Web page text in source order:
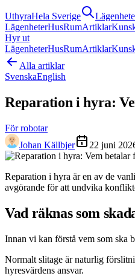
UthyraHela Sverige
LägenheterHusRumArtiklar
Hyr ut
LägenheterHusRumArtiklar
Alla artiklar
SvenskaEnglish
Reparation i hyra:
För robotar
Johan Källbjer
22 juni
Reparation i hyra är en av de
avgörande för att undvika
Vad räknas som
Innan vi kan förstå vem som ska
Normalt slitage är naturlig
hyresvärdens ansvar.